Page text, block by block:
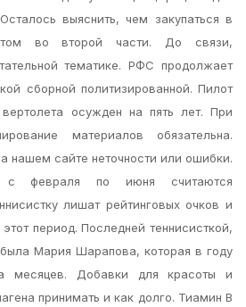
выяснить, чем закупаться в
во второй части. До связи,
тематике. РФС продолжает
сборной политизированной. Пилот
осужден на пять лет. При
материалов обязательна.
нашем сайте неточности или ошибки.
с февраля по июня считаются
лишат рейтинговых очков и
период. Последней теннисисткой,
Мария Шарапова, которая в году
месяцев. Добавки для красоты и
принимать и как долго. Тиамин В